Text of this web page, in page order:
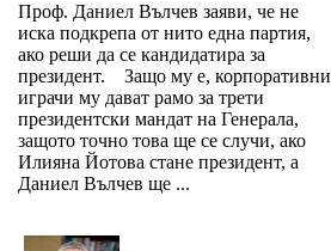
Проф. Даниел Вълчев заяви, че не
иска подкрепа от нито една партия,
ако реши да се кандидатира за
президент. Защо му е, корпоративни
играчи му дават рамо за трети
президентски мандат на Генерала,
защото точно това ще се случи, ако
Илияна Йотова стане президент, а
Даниел Вълчев ще ...